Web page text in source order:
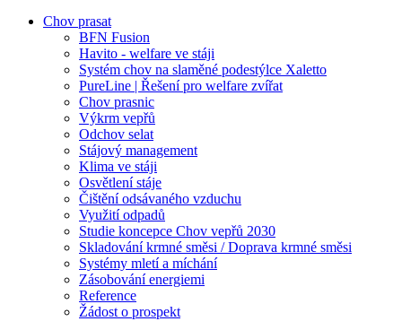
Chov prasat
BFN Fusion
Havito - welfare ve stáji
Systém chov na slaměné podestýlce Xaletto
PureLine | Řešení pro welfare zvířat
Chov prasnic
Výkrm vepřů
Odchov selat
Stájový management
Klima ve stáji
Osvětlení stáje
Čištění odsávaného vzduchu
Využití odpadů
Studie koncepce Chov vepřů 2030
Skladování krmné směsi / Doprava krmné směsi
Systémy mletí a míchání
Zásobování energiemi
Reference
Žádost o prospekt